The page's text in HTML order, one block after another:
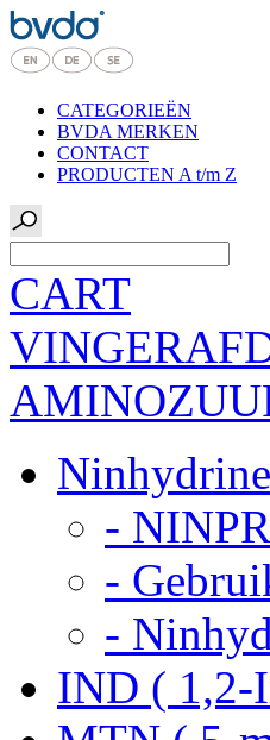
CATEGORIEËN
BVDA MERKEN
CONTACT
PRODUCTEN A t/m Z
CART
Ninhydrine
-
-
-
IND ( 1,2-